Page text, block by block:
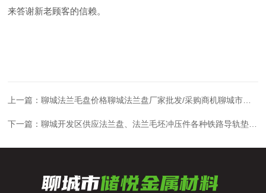
来答谢新老顾客的信赖。
上一篇：聊城法兰毛盘价格聊城法兰盘厂家批发/采购商机聊城市法兰盘机械配件厂
下一篇：聊城开发区供应法兰盘、法兰毛坯冲压件各种铁路导轨垫子厂家价格